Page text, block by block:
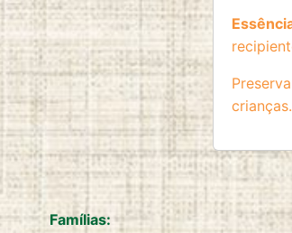
crianças.
Famílias: